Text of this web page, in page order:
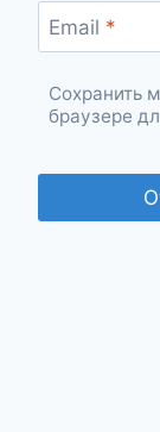
Email *
Сохранить
браузере